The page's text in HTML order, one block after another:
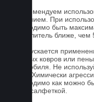
2. Рекомендуем
давлением. При
необходимо быть
распылитель ближе, чем
3. Допускается
бытовых ковров или
автомобиля. Не
воска! Химически
необходимо как можно
сухой салфеткой.